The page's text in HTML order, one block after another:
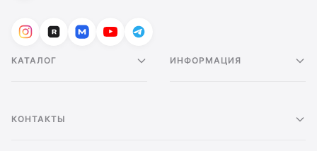
КАТАЛОГ ИНФОРМАЦИЯ
КОНТАКТЫ